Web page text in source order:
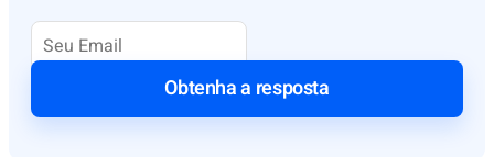
Obtenha a resposta